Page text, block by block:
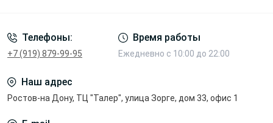
Телефоны:
+7 (919) 879-99-95
Время работы
Ежедневно с 10:00 до 22:00
Наш адрес
Ростов-на Дону, ТЦ "Талер", улица Зорге, дом 33, офис 1